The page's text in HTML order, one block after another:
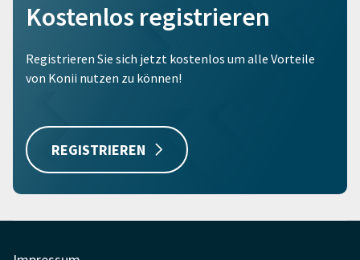
Kostenlos registrieren
Registrieren Sie sich jetzt kostenlos um alle Vorteile
von Konii nutzen zu können!
REGISTRIEREN